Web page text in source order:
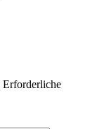
Erforderliche